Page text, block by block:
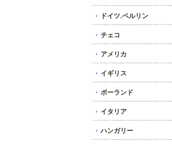
ドイツ.ベルリン
チェコ
アメリカ
イギリス
ポーランド
イタリア
ハンガリー